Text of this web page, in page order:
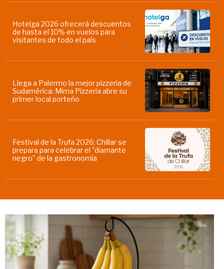
Hotelga 2026 ofrecerá descuentos
de hasta el 10% en vuelos para
visitantes de todo el país
Llega a Palermo la mejor pizzería de
Sudamérica: Mima Pizzería abre su
primer local porteño
Festival de la Trufa 2026: Chillar se
prepara para celebrar el "diamante
negro" de la gastronomía